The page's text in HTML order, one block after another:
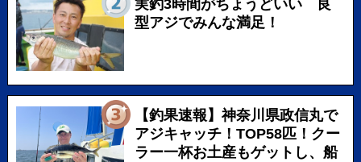
実釣3時間がちょうどいい 良
型アジでみんな満足！
【釣果速報】神奈川県政信丸で
アジキャッチ！TOP58匹！クー
ラー一杯お土産もゲットし、船